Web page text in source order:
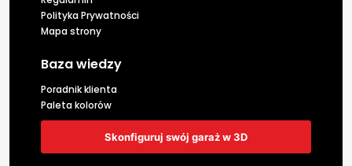
Polityka Prywatności
Mapa strony
Baza wiedzy
Poradnik klienta
Paleta kolorów
Skonfiguruj swój garaż w 3D